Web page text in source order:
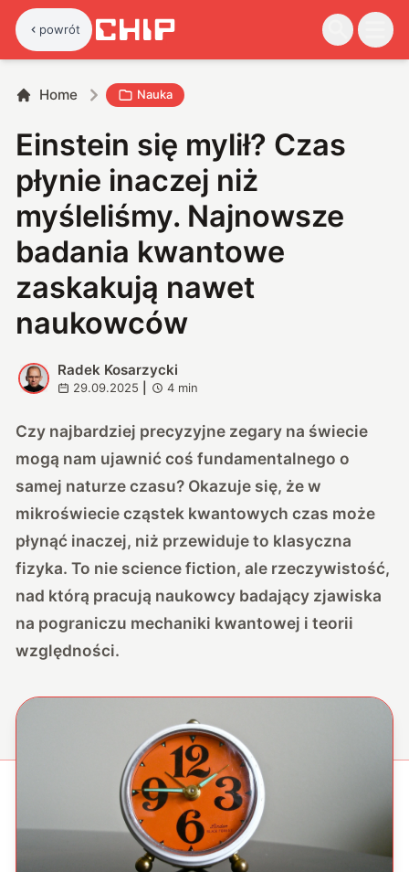
powrót
Home Nauka
Einstein się mylił? Czas
płynie inaczej niż
myśleliśmy. Najnowsze
badania kwantowe
zaskakują nawet
naukowców
R
Radek Kosarzycki
29.09.2025 4 min
Czy najbardziej precyzyjne zegary na świecie
mogą nam ujawnić coś fundamentalnego o
samej naturze czasu? Okazuje się, że w
mikroświecie cząstek kwantowych czas może
płynąć inaczej, niż przewiduje to klasyczna
fizyka. To nie science fiction, ale rzeczywistość,
nad którą pracują naukowcy badający zjawiska
na pograniczu mechaniki kwantowej i teorii
względności.